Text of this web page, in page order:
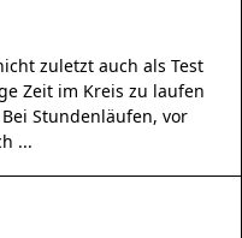
zuletzt auch als Test
Zeit im Kreis zu laufen
Stundenläufen, vor
...